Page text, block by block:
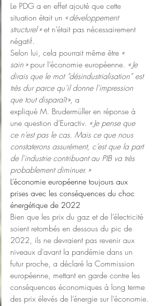
Le PDG a en effet ajouté que cette
situation était un « développement
structurel » et n’était pas nécessairement
négatif.
Selon lui, cela pourrait même être «
sain » pour l’économie européenne. « Je
dirais que le mot “désindustrialisation” est
très dur parce qu’il donne l’impression
que tout disparaît », a
expliqué M. Brudermüller en réponse à
une question d’Euractiv. « Je pense que
ce n’est pas le cas. Mais ce que nous
constaterons assurément, c’est que la part
de l’industrie contribuant au PIB va très
probablement diminuer. »
L’économie européenne toujours aux
prises avec les conséquences du choc
énergétique de 2022
Bien que les prix du gaz et de l’électricité
soient retombés en dessous du pic de
2022, ils ne devraient pas revenir aux
niveaux d’avant la pandémie dans un
futur proche, a déclaré la Commission
européenne, mettant en garde contre les
conséquences économiques à long terme
des prix élevés de l’énergie sur l’économie.